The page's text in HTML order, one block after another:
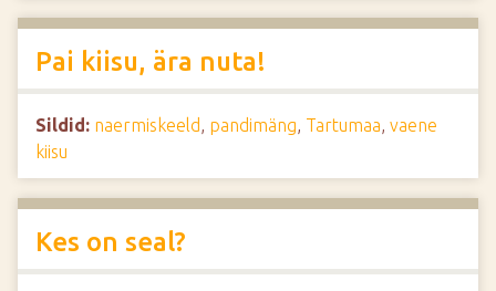
Pai kiisu, ära nuta!
Sildid: naermiskeeld, pandimäng, Tartumaa, vaene
kiisu
Kes on seal?